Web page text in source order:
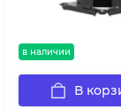
в наличии
В